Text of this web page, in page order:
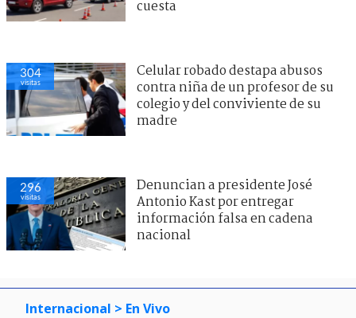
cuesta
304
visitas
Celular robado destapa abusos
contra niña de un profesor de su
colegio y del conviviente de su
madre
296
visitas
Denuncian a presidente José
Antonio Kast por entregar
información falsa en cadena
nacional
Internacional > En Vivo